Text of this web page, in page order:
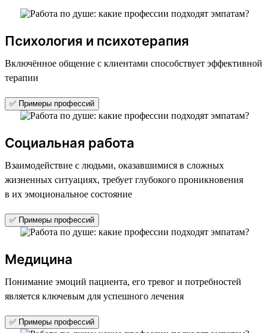
Психология и психотерапия
Включённое общение с клиентами способствует эффективной
терапии
✅ Примеры профессий
Социальная работа
Взаимодействие с людьми, оказавшимися в сложных
жизненных ситуациях, требует глубокого проникновения
в их эмоциональное состояние
✅ Примеры профессий
Медицина
Понимание эмоций пациента, его тревог и потребностей
является ключевым для успешного лечения
✅ Примеры профессий